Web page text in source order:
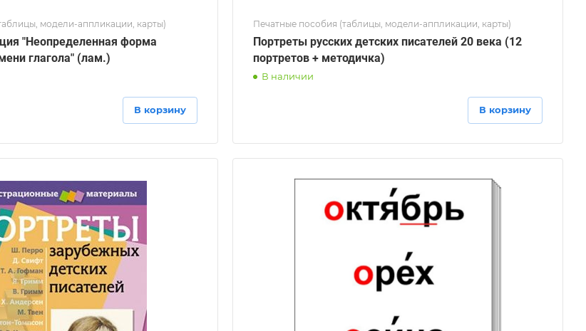
модели-аппликации, карты)
"Неопределенная форма
глагола" (лам.)
В корзину
Печатные пособия (таблицы, модели-аппликации, карты)
Портреты русских детских писателей 20 века (12
портретов + методичка)
В наличии
В корзину